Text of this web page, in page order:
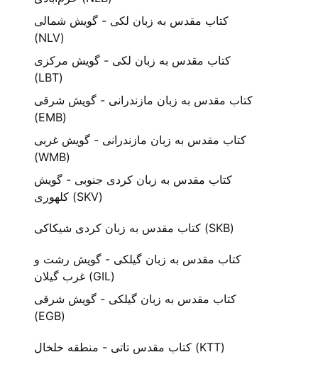
کتاب مقدس به زبان لکی - گویش شمالی
(NLV)
کتاب مقدس به زبان لکی - گویش مرکزی
(LBT)
کتاب مقدس به زبان مازندرانی - گویش شرقی
(EMB)
کتاب مقدس به زبان مازندرانی - گویش غربی
(WMB)
کتاب مقدس به زبان کردی جنوبی - گویش
کلهوری (SKV)
کتاب مقدس به زبان کردی شیکاکی (SKB)
کتاب مقدس به زبان گیلکی - گویش رشت و
غرب گیلان (GIL)
کتاب مقدس به زبان گیلکی - گویش شرقی
(EGB)
کتاب مقدس تاتی - منطقه خلخال (KTT)